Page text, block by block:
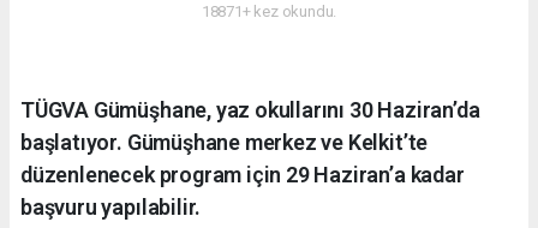
18871+ kez okundu.
TÜGVA Gümüşhane, yaz okullarını 30 Haziran’da
başlatıyor. Gümüşhane merkez ve Kelkit’te
düzenlenecek program için 29 Haziran’a kadar
başvuru yapılabilir.